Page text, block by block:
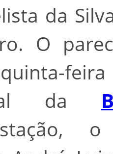
da
O
feira
da